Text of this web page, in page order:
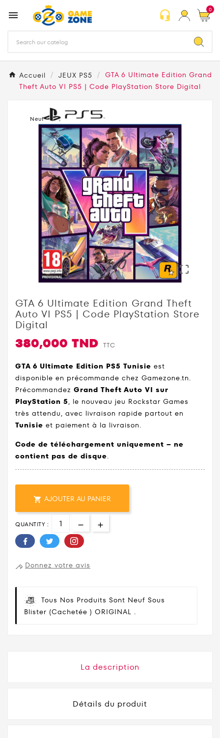
 headset_mic 0
Accueil JEUX PS5
GTA 6 Ultimate Edition Grand
Theft Auto VI PS5 | Code PlayStation Store Digital
Neuf

GTA 6 Ultimate Edition Grand Theft
Auto VI PS5 | Code PlayStation Store
Digital
380,000 TND TTC
GTA 6 Ultimate Edition PS5 Tunisie est
disponible en précommande chez Gamezone.tn.
Précommandez Grand Theft Auto VI sur
PlayStation 5, le nouveau jeu Rockstar Games
très attendu, avec livraison rapide partout en
Tunisie et paiement à la livraison.
Code de téléchargement uniquement – ne
contient pas de disque.
 AJOUTER AU PANIER
QUANTITY :
Donnez votre avis
Tous Nos Produits Sont Neuf Sous
Blister (cachetée ) ORIGINAL .
La description
Détails du produit